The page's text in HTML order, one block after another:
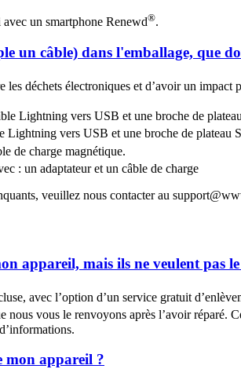
un smartphone Renewd®.
un câble) dans l'emballage, que
les déchets électroniques et d’avoir un
Lightning vers USB et une broche de
Lightning vers USB et une broche de plateau
de charge magnétique.
: un adaptateur et un câble de charge
veuillez nous contacter au
appareil, mais ils ne veulent pas
avec l’option d’un service gratuit
nous vous le renvoyons après l’avoir
mon appareil ?